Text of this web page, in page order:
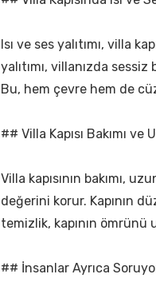
Isı ve ses yalıtımı, villa
yalıtımı, villanızda
Bu, hem çevre hem de
## Villa Kapısı Bakımı ve
Villa kapısının bakımı,
değerini korur. Kapının
temizlik, kapının ömrünü
## İnsanlar Ayrıca